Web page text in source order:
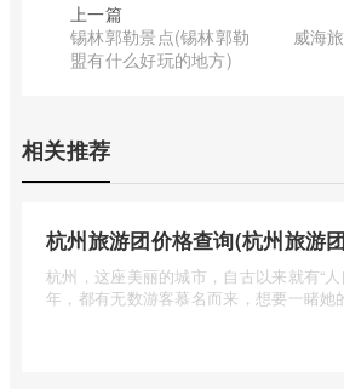
上一篇
锡林郭勒景点(锡林郭勒
盟有什么好玩的地方)
威海
相关推荐
杭州旅游团价格查询(杭州旅游
杭州，这座美丽的城市，自古以来就有“
年，都有无数游客慕名而来，想要一睹她